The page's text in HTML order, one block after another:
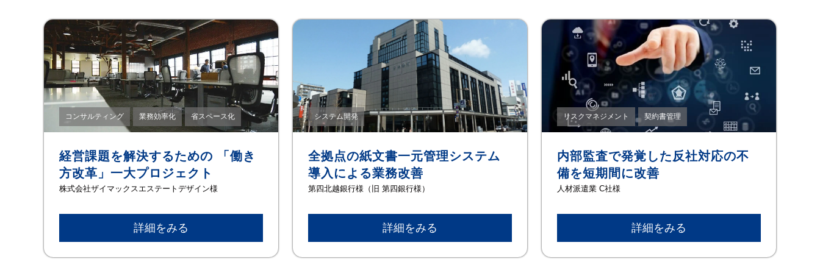
コンサルティング 業務効率化 省スペース化
経営課題を解決するための 「働き
方改革」一大プロジェクト
株式会社ザイマックスエステートデザイン様
詳細をみる
システム開発
全拠点の紙文書一元管理システム
導入による業務改善
第四北越銀行様（旧 第四銀行様）
詳細をみる
リスクマネジメント 契約書管理
内部監査で発覚した反社対応の不
備を短期間に改善
⼈材派遣業 C社様
詳細をみる